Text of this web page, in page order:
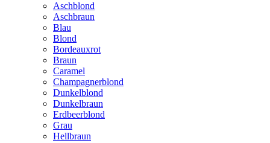
Aschblond
Aschbraun
Blau
Blond
Bordeauxrot
Braun
Caramel
Champagnerblond
Dunkelblond
Dunkelbraun
Erdbeerblond
Grau
Hellbraun